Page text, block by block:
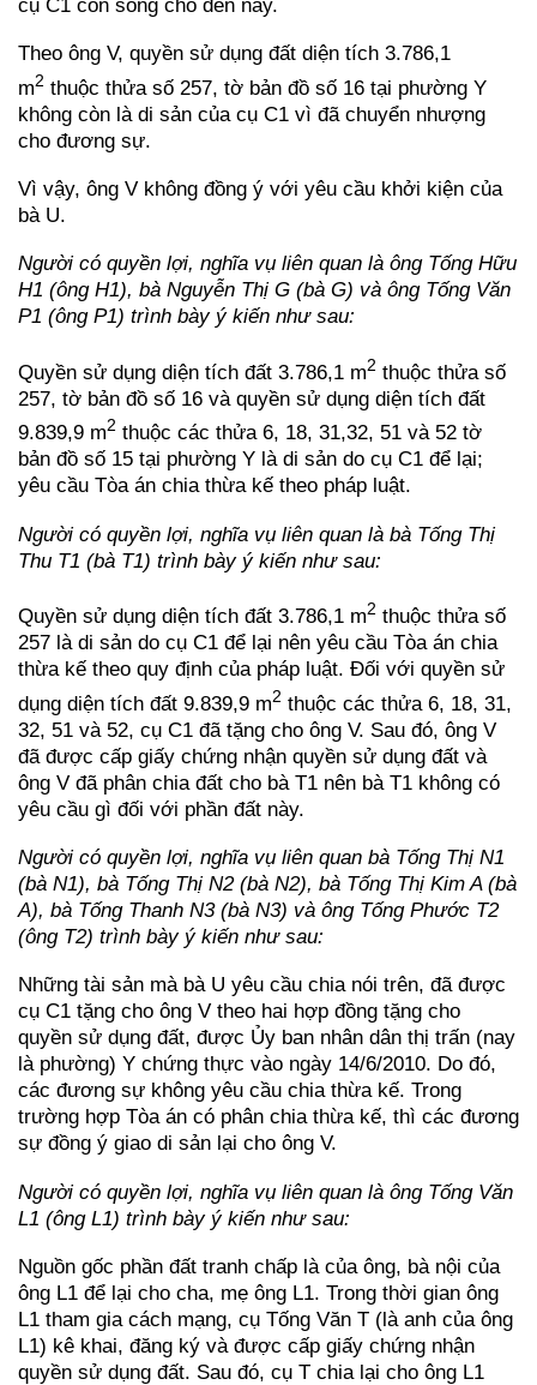
cụ C1 còn sống cho đến nay.
Theo ông V, quyền sử dụng đất diện tích 3.786,1
m2 thuộc thửa số 257, tờ bản đồ số 16 tại phường Y
không còn là di sản của cụ C1 vì đã chuyển nhượng
cho đương sự.
Vì vậy, ông V không đồng ý với yêu cầu khởi kiện của
bà U.
Người có quyền lợi, nghĩa vụ liên quan là ông Tống Hữu
H1 (ông H1), bà Nguyễn Thị G (bà G) và ông Tống Văn
P1 (ông P1) trình bày ý kiến như sau:
Quyền sử dụng diện tích đất 3.786,1 m2 thuộc thửa số
257, tờ bản đồ số 16 và quyền sử dụng diện tích đất
9.839,9 m2 thuộc các thửa 6, 18, 31,32, 51 và 52 tờ
bản đồ số 15 tại phường Y là di sản do cụ C1 để lại;
yêu cầu Tòa án chia thừa kế theo pháp luật.
Người có quyền lợi, nghĩa vụ liên quan là bà Tống Thị
Thu T1 (bà T1) trình bày ý kiến như sau:
Quyền sử dụng diện tích đất 3.786,1 m2 thuộc thửa số
257 là di sản do cụ C1 để lại nên yêu cầu Tòa án chia
thừa kế theo quy định của pháp luật. Đối với quyền sử
dụng diện tích đất 9.839,9 m2 thuộc các thửa 6, 18, 31,
32, 51 và 52, cụ C1 đã tặng cho ông V. Sau đó, ông V
đã được cấp giấy chứng nhận quyền sử dụng đất và
ông V đã phân chia đất cho bà T1 nên bà T1 không có
yêu cầu gì đối với phần đất này.
Người có quyền lợi, nghĩa vụ liên quan bà Tống Thị N1
(bà N1), bà Tống Thị N2 (bà N2), bà Tống Thị Kim A (bà
A), bà Tống Thanh N3 (bà N3) và ông Tống Phước T2
(ông T2) trình bày ý kiến như sau:
Những tài sản mà bà U yêu cầu chia nói trên, đã được
cụ C1 tặng cho ông V theo hai hợp đồng tặng cho
quyền sử dụng đất, được Ủy ban nhân dân thị trấn (nay
là phường) Y chứng thực vào ngày 14/6/2010. Do đó,
các đương sự không yêu cầu chia thừa kế. Trong
trường hợp Tòa án có phân chia thừa kế, thì các đương
sự đồng ý giao di sản lại cho ông V.
Người có quyền lợi, nghĩa vụ liên quan là ông Tống Văn
L1 (ông L1) trình bày ý kiến như sau:
Nguồn gốc phần đất tranh chấp là của ông, bà nội của
ông L1 để lại cho cha, mẹ ông L1. Trong thời gian ông
L1 tham gia cách mạng, cụ Tống Văn T (là anh của ông
L1) kê khai, đăng ký và được cấp giấy chứng nhận
quyền sử dụng đất. Sau đó, cụ T chia lại cho ông L1